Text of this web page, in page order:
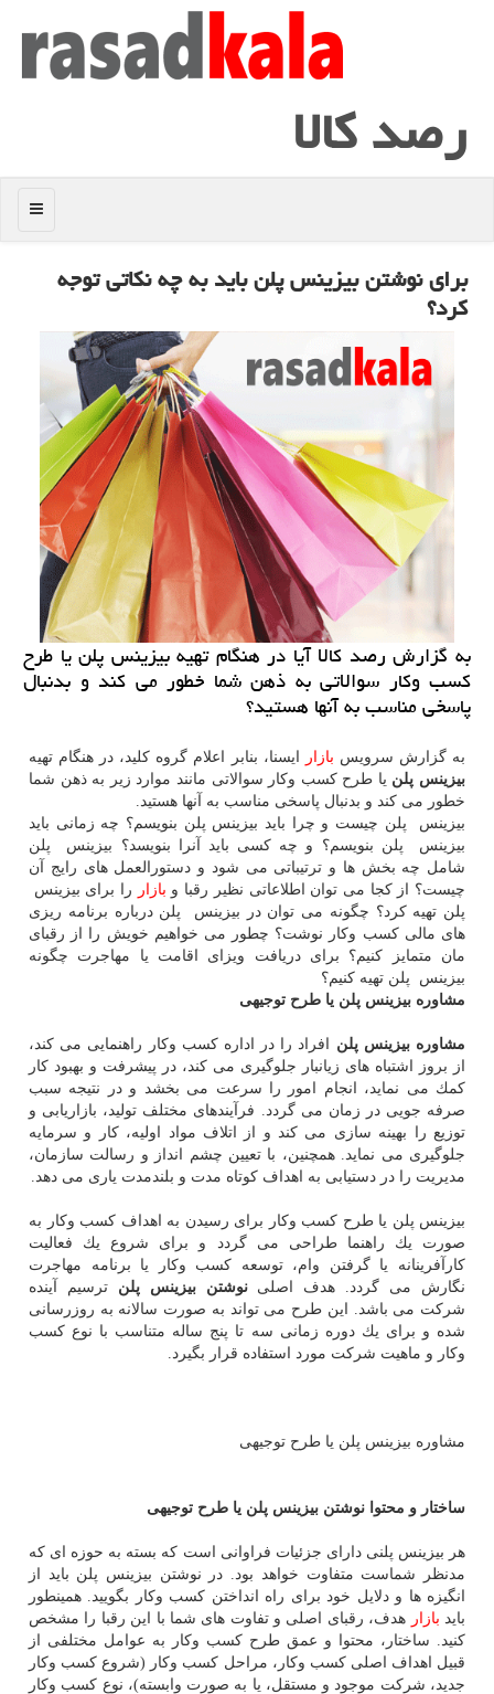
رصد كالا
منو
برای نوشتن بیزینس پلن باید به چه نكاتی توجه
كرد؟
به گزارش رصد كالا آیا در هنگام تهیه بیزینس پلن یا طرح
كسب وكار سوالاتی به ذهن شما خطور می كند و بدنبال
پاسخی مناسب به آنها هستید؟
به گزارش سرویس بازار
ایسنا، بنابر اعلام گروه كلید، در هنگام تهیه
بیزینس پلن یا طرح كسب وكار سوالاتی مانند موارد زیر به ذهن شما
خطور می كند و بدنبال پاسخی مناسب به آنها هستید.
بیزینس ‏ پلن چیست و چرا باید بیزینس پلن بنویسم؟ چه زمانی باید
بیزینس ‏ پلن بنویسم؟ و چه كسی باید آنرا بنویسد؟ بیزینس ‏ پلن
شامل چه بخش ‏ها و ترتیباتی می ‏شود و دستورالعمل های رایج آن
چیست؟ از كجا می ‏توان اطلاعاتی نظیر رقبا و بازار
را برای بیزینس ‏
پلن تهیه كرد؟ چگونه می ‏توان در بیزینس ‏ پلن درباره برنامه ‏ریزی
‏های مالی كسب وكار نوشت؟ چطور می خواهیم خویش را از رقبای
مان متمایز كنیم؟ برای دریافت ویزای اقامت یا مهاجرت چگونه
بیزینس ‏ پلن تهیه كنیم؟
مشاوره بیزینس پلن یا طرح توجیهی
مشاوره بیزینس پلن افراد را در اداره كسب وكار راهنمایی می كند،
از بروز اشتباه های زیانبار جلوگیری می كند، در پیشرفت و بهبود كار
كمك می نماید، انجام امور را سرعت می بخشد و در نتیجه سبب
صرفه جویی در زمان می گردد. فرآیندهای مختلف تولید، بازاریابی و
توزیع را بهینه سازی می كند و از اتلاف مواد اولیه، كار و سرمایه
جلوگیری می نماید. همچنین، با تعیین چشم انداز و رسالت سازمان،
مدیریت را در دستیابی به اهداف كوتاه مدت و بلندمدت یاری می دهد.
بیزینس پلن یا طرح كسب وكار برای رسیدن به اهداف كسب وكار به
صورت یك راهنما طراحی می گردد و برای شروع یك فعالیت
كارآفرینانه یا گرفتن وام، توسعه كسب وكار یا برنامه مهاجرت
نگارش می گردد. هدف اصلینوشتن بیزینس پلن ترسیم آینده
شركت می باشد. این طرح می تواند به صورت سالانه به روزرسانی
شده و برای یك دوره زمانی سه تا پنج ساله متناسب با نوع كسب
وكار و ماهیت شركت مورد استفاده قرار بگیرد.
مشاوره بیزینس پلن یا طرح توجیهی
ساختار و محتوا نوشتن بیزینس پلن یا طرح توجیهی
هر بیزینس پلنی دارای جزئیات فراوانی است كه بسته به حوزه ای كه
مدنظر شماست متفاوت خواهد بود. در نوشتن بیزینس پلن باید از
انگیزه ها و دلایل خود برای راه انداختن كسب وكار بگویید. همینطور
باید بازار هدف، رقبای اصلی و تفاوت های شما با این رقبا را مشخص
كنید. ساختار، محتوا و عمق طرح كسب وكار به عوامل مختلفی از
قبیل اهداف اصلی كسب وكار، مراحل كسب وكار (شروع كسب وكار
جدید، شركت موجود و مستقل، یا به صورت وابسته)، نوع كسب وكار